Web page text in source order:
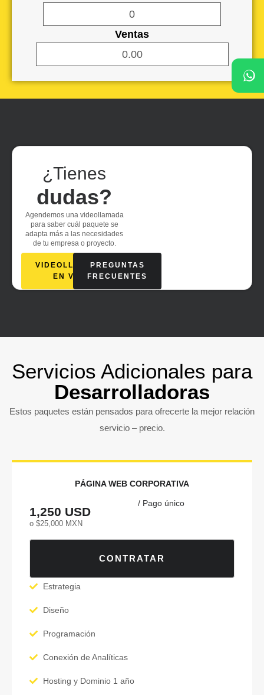
0
Ventas
0.00
¿Tienes
dudas?
Agendemos una videollamada
para saber cuál paquete se
adapta más a las necesidades
de tu empresa o proyecto.
VIDEOLLAMADA
EN VIVO
PREGUNTAS
FRECUENTES
Servicios Adicionales para
Desarrolladoras
Estos paquetes están pensados para ofrecerte la mejor relación
servicio – precio.
PÁGINA WEB CORPORATIVA
1,250 USD
o $25,000 MXN
/ Pago único
CONTRATAR
Estrategia
Diseño
Programación
Conexión de Analíticas
Hosting y Dominio 1 año